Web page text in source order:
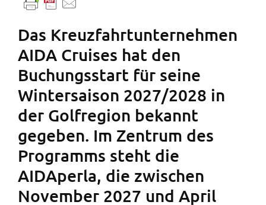
Das Kreuzfahrtunternehmen
AIDA Cruises hat den
Buchungsstart für seine
Wintersaison 2027/2028 in
der Golfregion bekannt
gegeben. Im Zentrum des
Programms steht die
AIDAperla, die zwischen
November 2027 und April